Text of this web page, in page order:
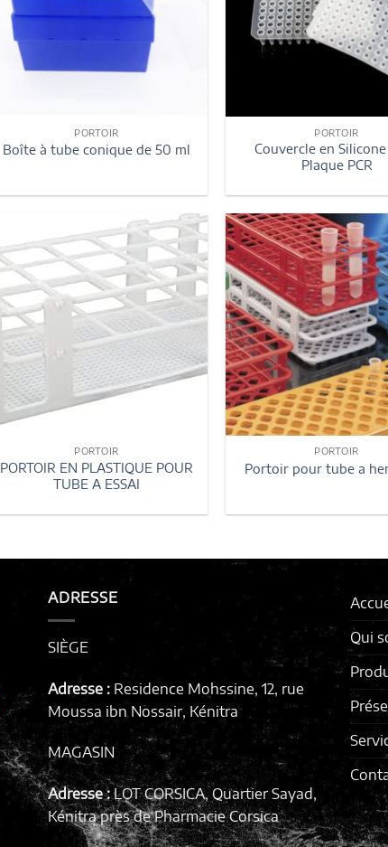
PORTOIR
Boîte à tube conique de 50 ml
PORTOIR
Couvercle en
Plaque PCR
PORTOIR
PORTOIR EN PLASTIQUE POUR
TUBE A ESSAI
PORTOIR
Portoir pour tube a
ADRESSE
SIÈGE
Adresse : Residence Mohssine, 12, rue
Moussa ibn Nossair, Kénitra
MAGASIN
Adresse : LOT CORSICA, Quartier Sayad,
Kénitraprès de Pharmacie Corsica
Qui